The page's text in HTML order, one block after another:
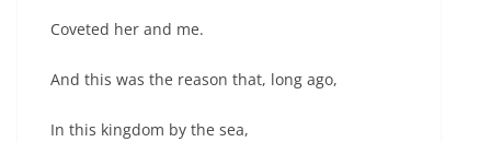
Coveted her and me.
And this was the reason that, long ago,
In this kingdom by the sea,